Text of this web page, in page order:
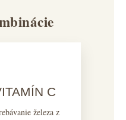
C
železa z